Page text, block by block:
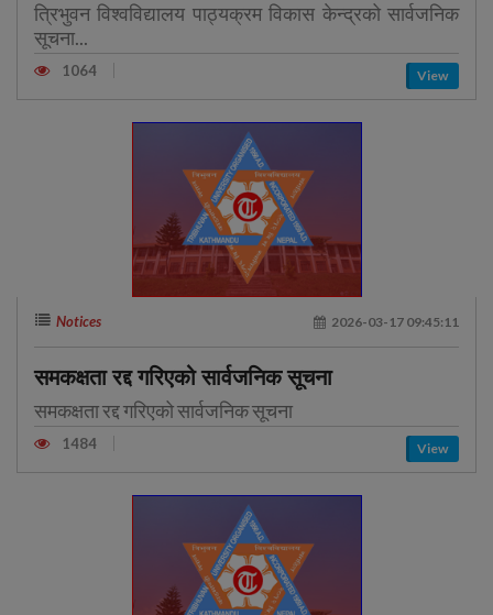
त्रिभुवन विश्वविद्यालय पाठ्यक्रम विकास केन्द्रको सार्वजनिक
सूचना...
1064 View
Notices 2026-03-17 09:45:11
समकक्षता रद्द गरिएको सार्वजनिक सूचना
समकक्षता रद्द गरिएको सार्वजनिक सूचना
1484 View